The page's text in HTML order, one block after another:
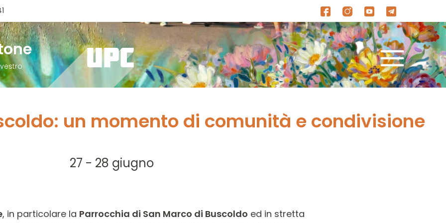
un momento di comunità e condivisione
27 - 28 giugno
, in particolare la Parrocchia di San Marco di Buscoldo ed in stretta